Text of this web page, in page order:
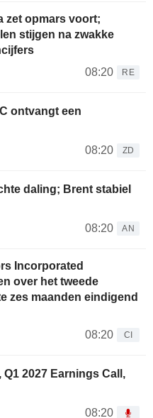
zet opmars voort;
stijgen na zwakke
08:20
RE
ontvangt een
08:20
ZD
daling; Brent stabiel
08:20
AN
Incorporated
over het tweede
zes maanden eindigend
08:20
CI
2027 Earnings Call,
08:20